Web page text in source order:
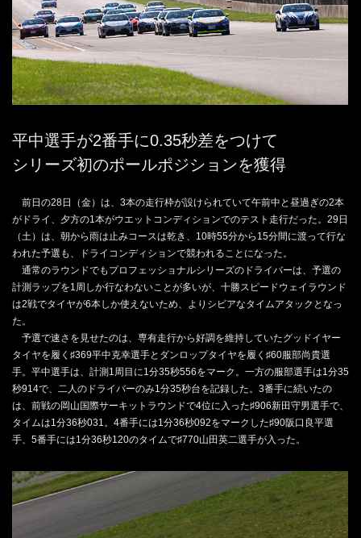
平中選手が2番手に0.35秒差をつけて
シリーズ初のポールポジションを獲得
前日の28日（金）は、3本の走行枠が設けられていて午前中と昼過ぎの2本
がドライ、夕方の1本がウエットコンディションでのテスト走行だった。29日
（土）は、朝から雨は止みコースは乾き、10時55分から15分間に渡って行な
われた予選も、ドライコンディションで競われることになった。
通常のラウンドでもプロフェッショナルシリーズのドライバーは、予選の
計測ラップを1周しか行なわないことが多いが、十勝スピードウェイラウンド
は2戦でタイヤが6本しか使えないため、よりシビアなタイムアタックとなっ
た。
予選で速さを見せたのは、専有走行から好調を維持していたグッドイヤー
タイヤを履く♯369平中克幸選手とダンロップタイヤを履く♯60服部尚貴選
手。平中選手は、計測1周目に1分35秒556をマーク。一方の服部選手は1分35
秒914で、二人のドライバーのみ1分35秒台を記録した。3番手に続いたの
は、前戦の岡山国際サーキットラウンドで4位に入った♯906新田守男選手で、
タイムは1分36秒031。4番手には1分36秒092をマークした♯90阪口良平選
手、5番手には1分36秒120のタイムで♯770山田英二選手が入った。